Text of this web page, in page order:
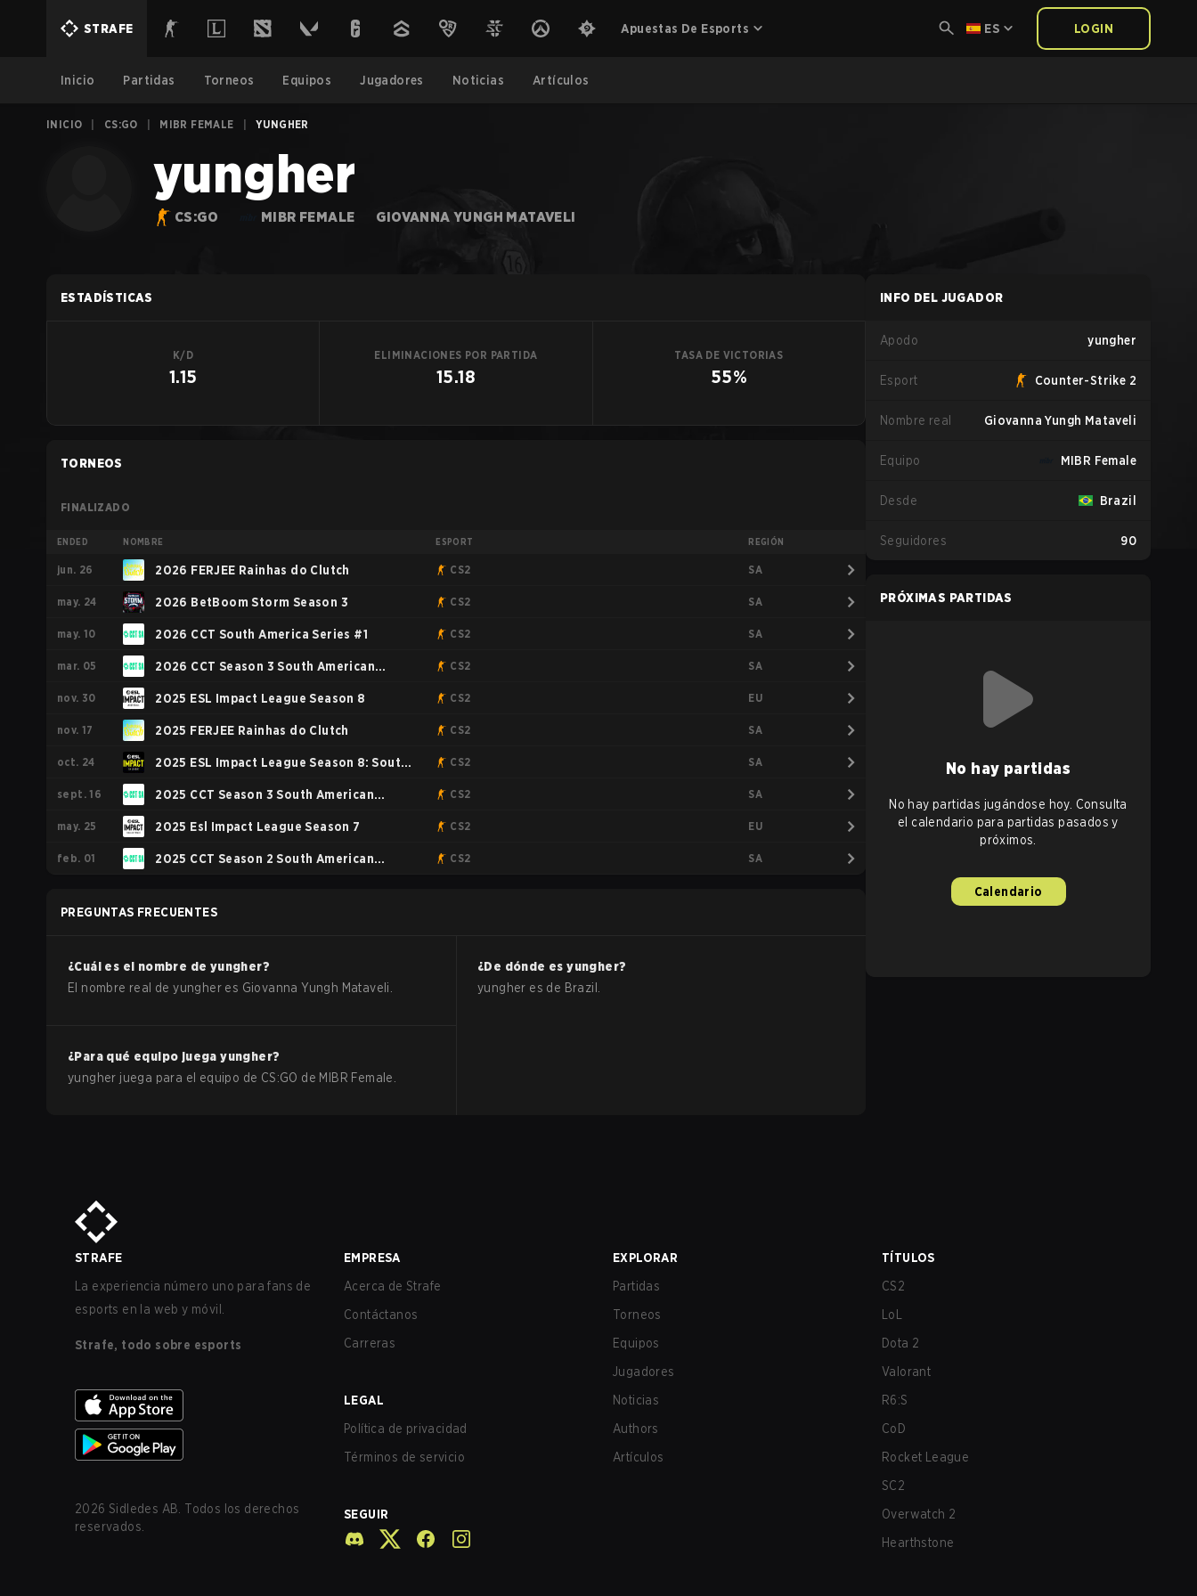
STRAFE Apuestas De Esports ES LOGIN
Inicio Partidas Torneos Equipos Jugadores Noticias Artículos
INICIO CS:GO MIBR FEMALE YUNGHER
yungher
CS:GO MIBR FEMALE GIOVANNA YUNGH MATAVELI
ESTADÍSTICAS
K/D
1.15
ELIMINACIONES POR PARTIDA
15.18
TASA DE VICTORIAS
55%
TORNEOS
FINALIZADO
ENDED NOMBRE ESPORT REGIÓN
jun. 26 2026 FERJEE Rainhas do Clutch CS2 SA
may. 24 2026 BetBoom Storm Season 3 CS2 SA
may. 10 2026 CCT South America Series #1 CS2 SA
mar. 05 2026 CCT Season 3 South American
Series #9
CS2 SA
nov. 30 2025 ESL Impact League Season 8 CS2 EU
nov. 17 2025 FERJEE Rainhas do Clutch CS2 SA
oct. 24 2025 ESL Impact League Season 8: South
America
CS2 SA
sept. 16 2025 CCT Season 3 South American
Series #4
CS2 SA
may. 25 2025 Esl Impact League Season 7 CS2 EU
feb. 01 2025 CCT Season 2 South American CS2 SA
PREGUNTAS FRECUENTES
¿Cuál es el nombre de yungher?
El nombre real deyungher es Giovanna Yungh Mataveli
¿De dónde esyungher?
yungher es de Brazil
¿Para qué equipo juegayungher?
yungher juega para el equipo de CS:GO de MIBR Female
INFO DEL JUGADOR
Apodo yungher
Esport Counter-Strike 2
Nombre real Giovanna Yungh Mataveli
Equipo MIBR Female
Desde Brazil
Seguidores 90
PRÓXIMAS PARTIDAS
No hay partidas
No hay partidas jugándose hoy. Consulta
el calendario para partidas pasados y
próximos.
Calendario
STRAFE
La experiencia número uno para fans de
esports en la web y móvil.
Strafe, todo sobre esports
2026 Sidledes AB. Todos los derechos
reservados.
EMPRESA
Acerca de Strafe
Contáctanos
Carreras
LEGAL
Política de privacidad
Términos de servicio
SEGUIR
EXPLORAR
Partidas
Torneos
Equipos
Jugadores
Noticias
Authors
Artículos
TÍTULOS
CS2
LoL
Dota 2
Valorant
R6:S
CoD
Rocket League
SC2
Overwatch 2
Hearthstone